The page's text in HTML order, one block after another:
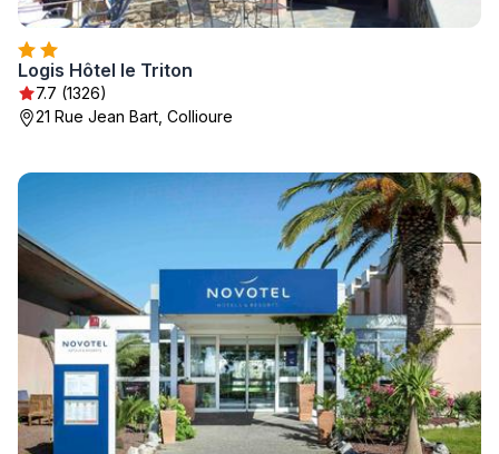
Logis Hôtel le Triton
7.7 (1326)
21 Rue Jean Bart, Collioure